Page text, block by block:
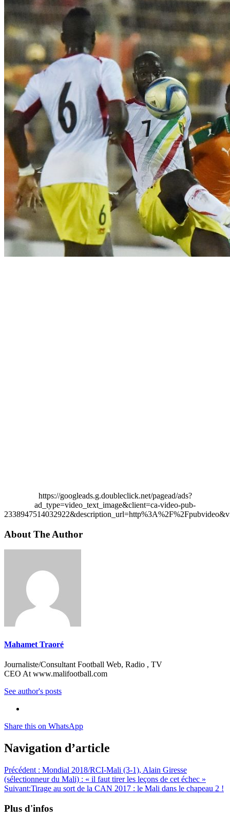
https://googleads.g.doubleclick.net/pagead/ads?
ad_type=video_text_image&client=ca-video-pub-
About The Author
Mahamet Traoré
Journaliste/Consultant Football Web, Radio , TV
CEO At www.malifootball.com
See author's posts
Share this on WhatsApp
Navigation d’article
Précédent : Mondial 2018/RCI-Mali (3-1), Alain Giresse
(sélectionneur du Mali) : « il faut tirer les leçons de cet échec »
Suivant:Tirage au sort de la CAN 2017 : le Mali dans le chapeau 2 !
Plus d'infos